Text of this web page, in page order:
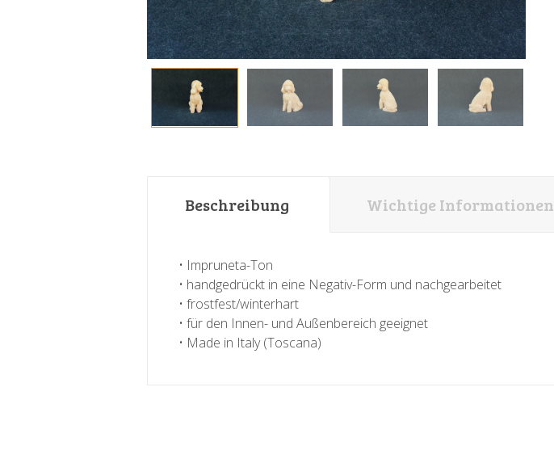
Beschreibung Wichtige Informationen
• Impruneta-Ton
• handgedrückt in eine Negativ-Form und nachgearbeitet
• frostfest/winterhart
• für den Innen- und Außenbereich geeignet
• Made in Italy (Toscana)